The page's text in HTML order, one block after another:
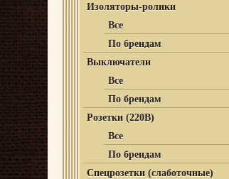
Изоляторы-ролики
Все
По брендам
Выключатели
Все
По брендам
Розетки (220В)
Все
По брендам
Спецрозетки (слаботочные)